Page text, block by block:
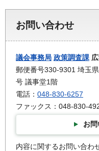
お問い合わせ
議会事務局 政策調査課
郵便番号330-9301 埼玉
号 議事堂1階
電話： 048-830-6257
ファックス：048-830-
お
内容に関するお問い合わ